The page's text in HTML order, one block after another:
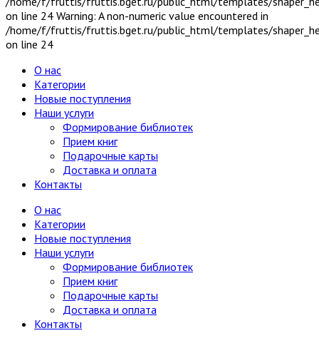
on line 24 Warning: A non-numeric value encountered in
/home/f/fruttis/fruttis.bget.ru/public_html/templates/
on line 24
О нас
Категории
Новые поступления
Наши услуги
Формирование библиотек
Прием книг
Подарочные карты
Доставка и оплата
Контакты
О нас
Категории
Новые поступления
Наши услуги
Формирование библиотек
Прием книг
Подарочные карты
Доставка и оплата
Контакты